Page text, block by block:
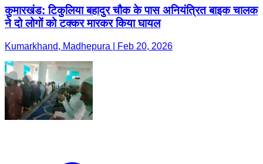
कुमारखंड: टिकुलिया बहादुर चौक के पास अनियंत्रित बाइक चालक
ने दो लोगों को टक्कर मारकर किया घायल
Kumarkhand, Madhepura | Feb 20, 2026